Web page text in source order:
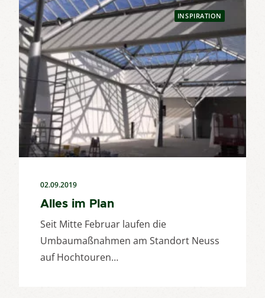
INSPIRATION
02.09.2019
Alles im Plan
Seit Mitte Februar laufen die
Umbaumaßnahmen am Standort Neuss
auf Hochtouren…